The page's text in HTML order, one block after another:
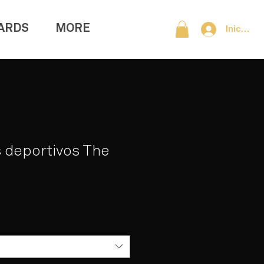
Iniciar
MORE
deportivos The